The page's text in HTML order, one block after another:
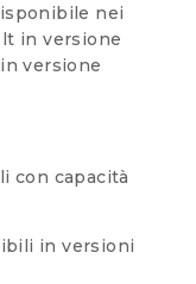
nei
lt in versione
versione
con capacità
in versioni